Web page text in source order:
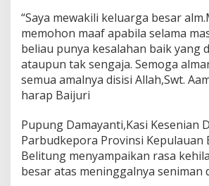
“Saya mewakili keluarga besar
memohon maaf apabila selama
beliau punya kesalahan baik yang
ataupun tak sengaja. Semoga
semua amalnya disisi Allah,Swt.
harap Baijuri
Pupung Damayanti,Kasi Kesenian
Parbudkepora Provinsi Kepulauan
Belitung menyampaikan rasa
besar atas meninggalnya seniman